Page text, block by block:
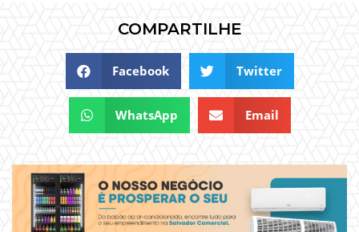
COMPARTILHE
Facebook Twitter
WhatsApp Email